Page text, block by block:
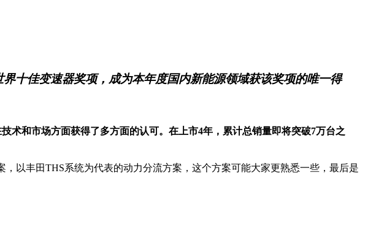
十佳变速器奖项，成为本年度国内新能源领域获该奖项的唯一得
术和市场方面获得了多方面的认可。在上市4年，累计总销量即将突破7万台之
以丰田THS系统为代表的动力分流方案，这个方案可能大家更熟悉一些，最后是